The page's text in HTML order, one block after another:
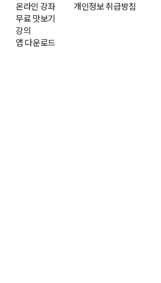
온라인 강좌
무료 맛보기
강의
앱 다운로드
개인정보 취급방침